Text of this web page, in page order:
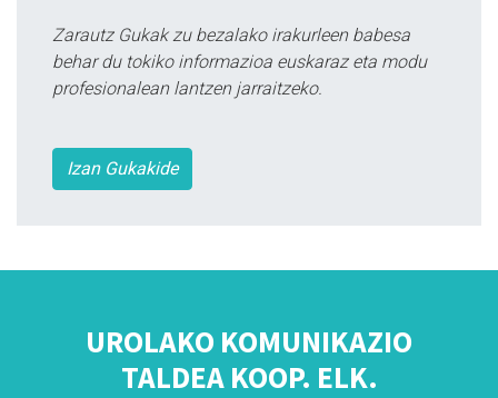
Zarautz Gukak zu bezalako irakurleen babesa
behar du tokiko informazioa euskaraz eta modu
profesionalean lantzen jarraitzeko.
Izan Gukakide
UROLAKO KOMUNIKAZIO
TALDEA KOOP. ELK.